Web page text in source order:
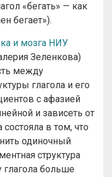
«бегать» — как
бегает»).
и мозга НИУ
Зеленкова)
между
глагола и его
с афазией
и зависеть от
состояла в том, что
одиночный
структура
глагола больше